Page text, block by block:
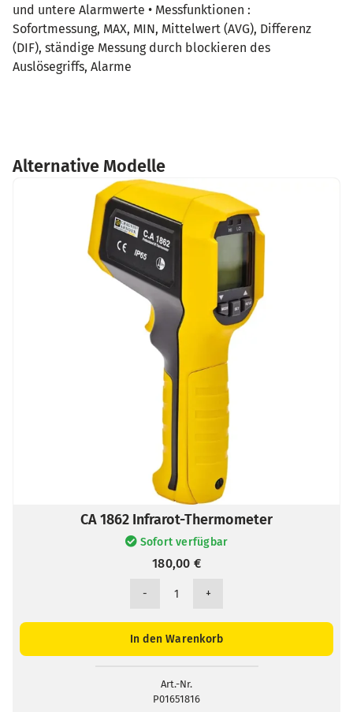
und untere Alarmwerte • Messfunktionen :
Sofortmessung, MAX, MIN, Mittelwert (AVG), Differenz
(DIF), ständige Messung durch blockieren des
Auslösegriffs, Alarme
Alternative Modelle
CA 1862 Infrarot-Thermometer
Sofort verfügbar
180,00 €
CA
Infrarot-
In den Warenkorb
Art.-Nr.
P01651816